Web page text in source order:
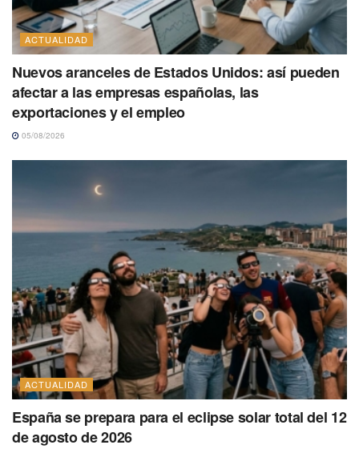
ACTUALIDAD
Nuevos aranceles de Estados Unidos: así pueden
afectar a las empresas españolas, las
exportaciones y el empleo
05/08/2026
ACTUALIDAD
España se prepara para el eclipse solar total del 12
de agosto de 2026